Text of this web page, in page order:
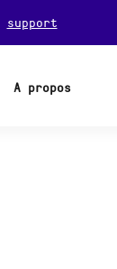
support
A propos